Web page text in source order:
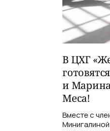
В ЦХГ
и
Меса!
Вместе с